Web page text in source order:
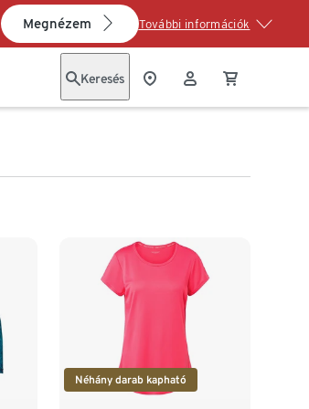
Megnézem További információk
Keresés
Néhány darab kapható